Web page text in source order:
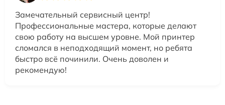
Замечательный сервисный центр!
Профессиональные мастера, которые делают
свою работу на высшем уровне. Мой принтер
сломался в неподходящий момент, но ребята
быстро всё починили. Очень доволен и
рекомендую!